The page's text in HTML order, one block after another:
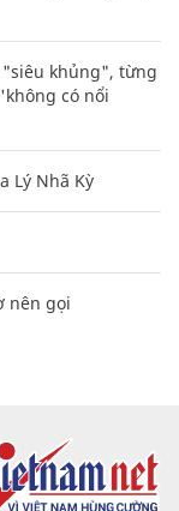
khủng", từng
có nổi
Lý Nhã Kỳ
nên gọi